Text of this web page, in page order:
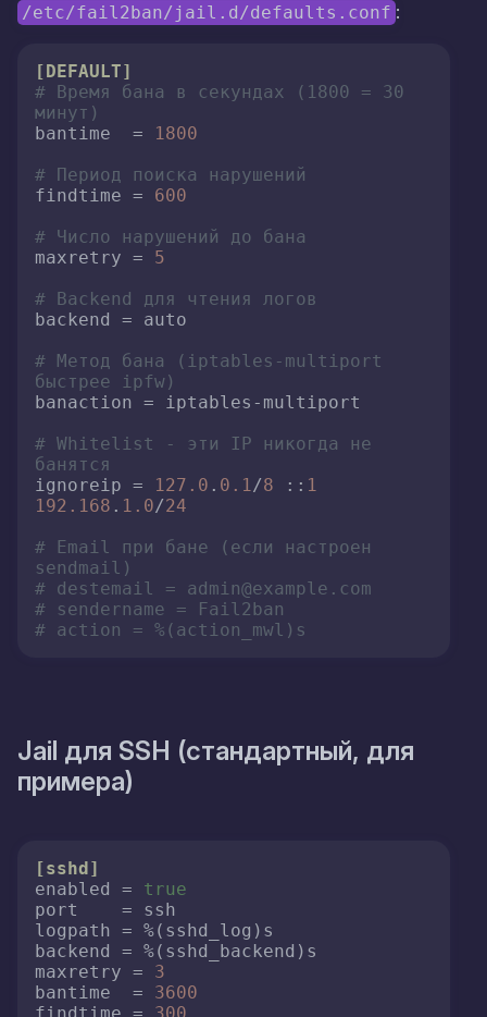
/etc/fail2ban/jail.d/defaults.conf :
[DEFAULT]
# Время бана в секундах (1800 = 30
минут)
bantime
  =
1800
# Период поиска нарушений
findtime = 600
# Число нарушений до бана
maxretry = 5
# Backend для чтения логов
backend
= auto
# Метод бана (iptables-multiport
быстрее ipfw)
banaction = iptables-multiport
# Whitelist - эти IP никогда не
банятся
ignoreip = 127.0 . 0.1/8 :: 1
192.168 . 1.0/24
# Email при бане (если настроен
sendmail)
# destemail = admin@example.com
# sendername = Fail2ban
# action = %(action_mwl)s
Jail для SSH (стандартный, для
примера)
[sshd]
enabled
= true
port
logpath
backend
maxretry = 3
bantime
  =
3600